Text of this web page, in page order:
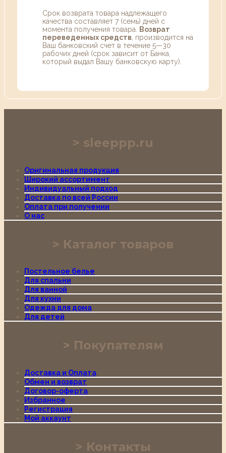
Срок возврата товара надлежащего
качества составляет 7 (семь) дней с
момента получения товара.
Возврат
переведенных средств , производится на
Ваш банковский счет в течение 5—30
рабочих дней (срок зависит от Банка,
который выдал Вашу банковскую карту).
sleeppp.ru
Оригинальная продукция
Широкий ассортимент
Индивидуальный подход
Доставка по всей России
Оплата при получении
О нас
Каталог товаров
Постельное белье
Для спальни
Для ванной
Для кухни
Одежда для дома
Для детей
Покупателям
Доставка и Оплата
Обмен и возврат
Договор-оферта
Избранное
Регистрация
Мой аккаунт
Контакты